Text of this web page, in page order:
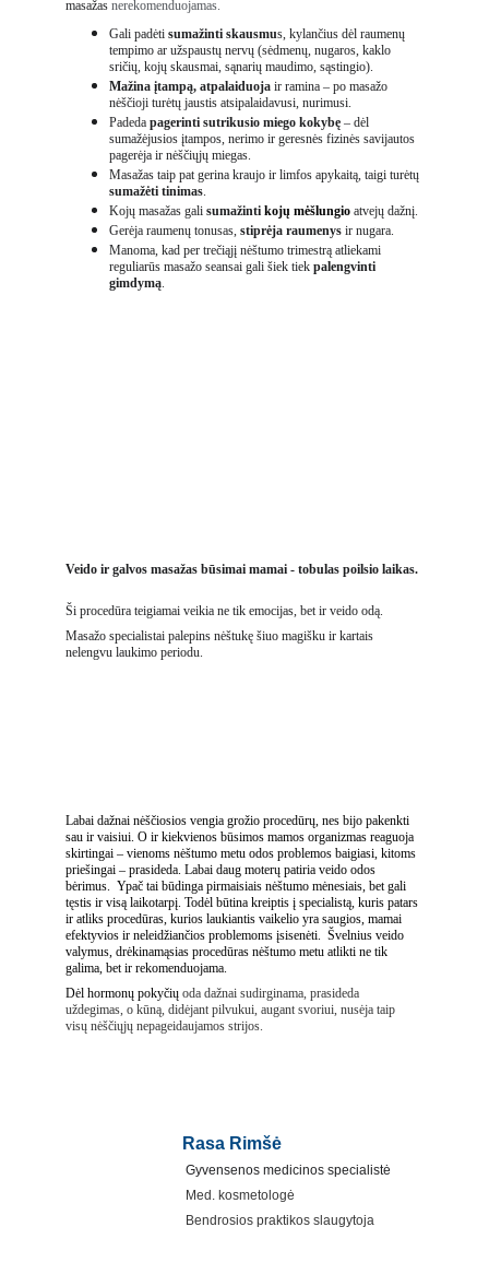
masažas nerekomenduojamas.
Gali padėti sumažinti skausmus, kylančius dėl raumenų
tempimo ar užspaustų nervų (sėdmenų, nugaros, kaklo
sričių, kojų skausmai, sąnarių maudimo, sąstingio).
Mažina įtampą, atpalaiduoja ir ramina – po masažo
nėščioji turėtų jaustis atsipalaidavusi, nurimusi.
Padeda pagerinti sutrikusio miego kokybę – dėl
sumažėjusios įtampos, nerimo ir geresnės fizinės savijautos
pagerėja ir nėščiųjų miegas.
Masažas taip pat gerina kraujo ir limfos apykaitą, taigi turėtų
sumažėti tinimas.
Kojų masažas gali sumažinti kojų mėšlungio atvejų dažnį.
Gerėja raumenų tonusas, stiprėja raumenys ir nugara.
Manoma, kad per trečiąjį nėštumo trimestrą atliekami
reguliarūs masažo seansai gali šiek tiek palengvinti
gimdymą.
Veido ir galvos masažas būsimai mamai - tobulas poilsio laikas.
Ši procedūra teigiamai veikia ne tik emocijas, bet ir veido odą.
Masažo specialistai palepins nėštukę šiuo magišku ir kartais
nelengvu laukimo periodu.
Labai dažnai nėščiosios vengia grožio procedūrų, nes bijo pakenkti
sau ir vaisiui. O ir kiekvienos būsimos mamos organizmas reaguoja
skirtingai – vienoms nėštumo metu odos problemos baigiasi, kitoms
priešingai – prasideda. Labai daug moterų patiria veido odos
bėrimus.  Ypač tai būdinga pirmaisiais nėštumo mėnesiais, bet gali
tęstis ir visą laikotarpį. Todėl būtina kreiptis į specialistą, kuris patars
ir atliks procedūras, kurios laukiantis vaikelio yra saugios, mamai
efektyvios ir neleidžiančios problemoms įsisenėti.  Švelnius veido
valymus, drėkinamąsias procedūras nėštumo metu atlikti ne tik
galima, bet ir rekomenduojama.
Dėl hormonų pokyčių oda dažnai sudirginama, prasideda
uždegimas, o kūną, didėjant pilvukui, augant svoriui, nusėja taip
visų nėščiųjų nepageidaujamos strijos.
Rasa Rimšė
Gyvensenos medicinos specialistė
Med. kosmetologė
Bendrosios praktikos slaugytoja